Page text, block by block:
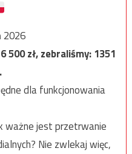
2026
500zł, zebraliśmy:1351
dla funkcjonowania
ważne jest przetrwanie
Nie zwlekaj więc,